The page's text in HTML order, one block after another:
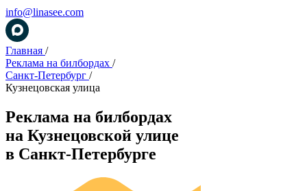
info@linasee.com
Главная /
Реклама на билбордах /
Санкт-Петербург /
Кузнецовская улица
Реклама на билбордах
на Кузнецовской улице
в Санкт‑Петербурге